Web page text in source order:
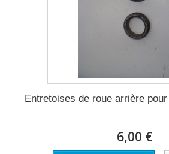
Entretoises de roue arrière
6,00 €